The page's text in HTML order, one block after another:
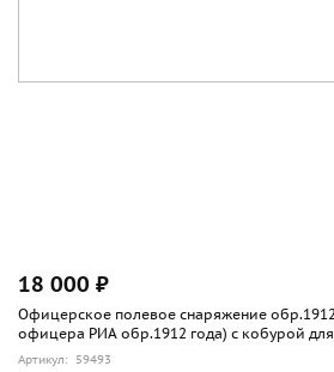
18 000 ₽
Офицерское полевое снаряжение
офицера РИА обр.1912 года) с кобурой
Артикул: 59493